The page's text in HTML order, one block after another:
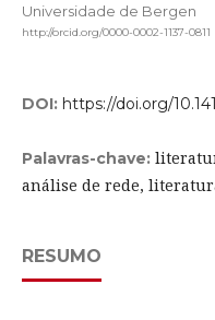
Universidade de Bergen
http://orcid.org/0000-0002-1137-0811
DOI: https://doi.org/
Palavras-chave:
análise de rede,
RESUMO